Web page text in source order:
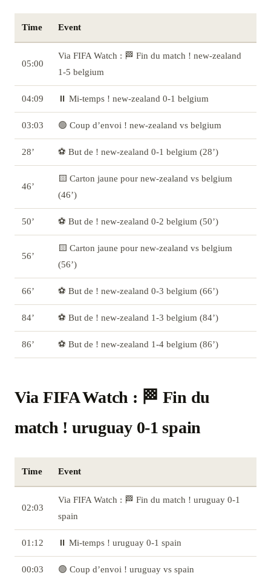
Time Event
05:00
Via FIFA Watch : 🏁 Fin du match ! new-zealand
1-5 belgium
04:09 ⏸️ Mi-temps ! new-zealand 0-1 belgium
03:03 🟢 Coup d’envoi ! new-zealand vs belgium
28’ ⚽ But de ! new-zealand 0-1 belgium (28’)
46’
🟨 Carton jaune pour new-zealand vs belgium
(46’)
50’ ⚽ But de ! new-zealand 0-2 belgium (50’)
56’
🟨 Carton jaune pour new-zealand vs belgium
(56’)
66’ ⚽ But de ! new-zealand 0-3 belgium (66’)
84’ ⚽ But de ! new-zealand 1-3 belgium (84’)
86’ ⚽ But de ! new-zealand 1-4 belgium (86’)
Via FIFA Watch : 🏁 Fin du
match ! uruguay 0-1 spain
Time Event
02:03
Via FIFA Watch : 🏁 Fin du match ! uruguay 0-1
spain
01:12 ⏸️ Mi-temps ! uruguay 0-1 spain
00:03 🟢 Coup d’envoi ! uruguay vs spain